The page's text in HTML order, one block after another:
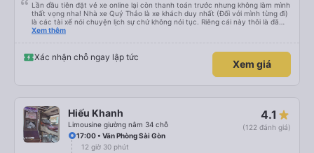
Lần đầu tiên đặt vé xe online lại còn thanh toán trước nhưng không làm mình
thất vọng nha! Nhà xe Quý Thảo là xe khách duy nhất (Đối với mình từng đi)
là các tài xế nói chuyện lịch sự chứ không nói tục. Riêng cái này thôi là đã
đánh giá 5 sao rồi. Chú tài xế còn uống pepsi rất dễ thương chứ không có
Xem thêm
Xác nhận chỗ ngay lập tức
Xem giá
Hiếu Khanh
Limousine giường nằm 34 chỗ
4.1
(122 đánh giá)
17:00 • Văn Phòng Sài Gòn
12 giờ 30 phút